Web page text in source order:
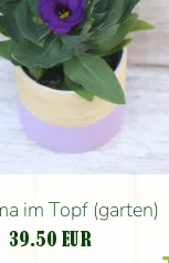
im Topf (garten)
39.50 EUR